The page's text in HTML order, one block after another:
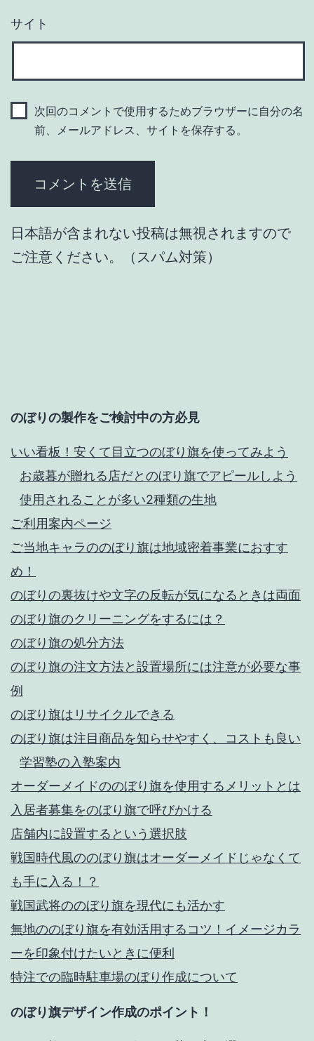
サイト
次回のコメントで使用するためブラウザーに自分の名
前、メールアドレス、サイトを保存する。
日本語が含まれない投稿は無視されますので
ご注意ください。（スパム対策）
のぼりの製作をご検討中の方必見
いい看板！安くて目立つのぼり旗を使ってみよう
お歳暮が贈れる店だとのぼり旗でアピールしよう
使用されることが多い2種類の生地
ご利用案内ページ
ご当地キャラののぼり旗は地域密着事業におすす
め！
のぼりの裏抜けや文字の反転が気になるときは両面
のぼり旗のクリーニングをするには？
のぼり旗の処分方法
のぼり旗の注文方法と設置場所には注意が必要な事
例
のぼり旗はリサイクルできる
のぼり旗は注目商品を知らせやすく、コストも良い
学習塾の入塾案内
オーダーメイドののぼり旗を使用するメリットとは
入居者募集をのぼり旗で呼びかける
店舗内に設置するという選択肢
戦国時代風ののぼり旗はオーダーメイドじゃなくて
も手に入る！？
戦国武将ののぼり旗を現代にも活かす
無地ののぼり旗を有効活用するコツ！イメージカラ
ーを印象付けたいときに便利
特注での臨時駐車場のぼり作成について
のぼり旗デザイン作成のポイント！